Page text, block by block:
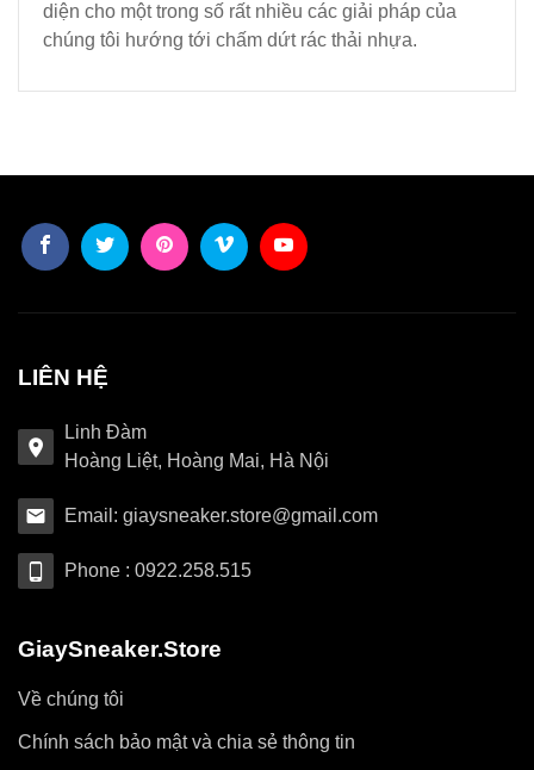
diện cho một trong số rất nhiều các giải pháp của
chúng tôi hướng tới chấm dứt rác thải nhựa.
LIÊN HỆ
Linh Đàm
Hoàng Liệt, Hoàng Mai, Hà Nội
Email: giaysneaker.store@gmail.com
Phone : 0922.258.515
GiaySneaker.Store
Về chúng tôi
Chính sách bảo mật và chia sẻ thông tin